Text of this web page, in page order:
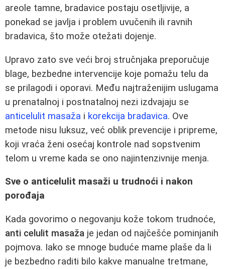
areole tamne, bradavice postaju osetljivije, a
ponekad se javlja i problem uvučenih ili ravnih
bradavica, što može otežati dojenje.
Upravo zato sve veći broj stručnjaka preporučuje
blage, bezbedne intervencije koje pomažu telu da
se prilagodi i oporavi. Među najtraženijim uslugama
u prenatalnoj i postnatalnoj nezi izdvajaju se
anticelulit masaža i korekcija bradavica. Ove
metode nisu luksuz, već oblik prevencije i pripreme,
koji vraća ženi osećaj kontrole nad sopstvenim
telom u vreme kada se ono najintenzivnije menja.
Sve o anticelulit masaži u trudnoći i nakon
porođaja
Kada govorimo o negovanju kože tokom trudnoće,
anti celulit masaža je jedan od najčešće pominjanih
pojmova. Iako se mnoge buduće mame plaše da li
je bezbedno raditi bilo kakve manualne tretmane,